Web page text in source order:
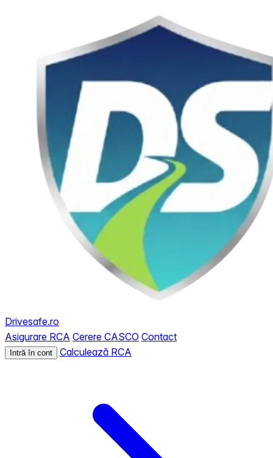
Drivesafe.ro
Asigurare RCA Cerere CASCO Contact
Intră în cont Calculează RCA